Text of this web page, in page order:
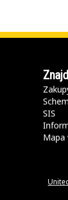
SIS
Mapa